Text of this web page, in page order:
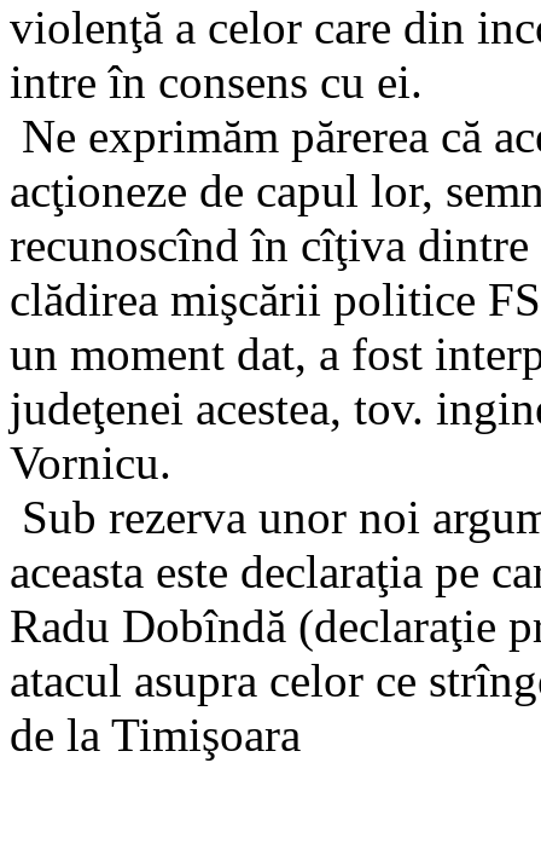
violenţă a celor care din
intre în consens cu ei.
Ne exprimăm părerea că
acţioneze de capul lor,
recunoscînd în cîţiva
clădirea mişcării politice
un moment dat, a fost
judeţenei acestea, tov.
Vornicu.
Sub rezerva unor noi
aceasta este declaraţia pe
Radu Dobîndă (declaraţie
atacul asupra celor ce
de la Timişoara